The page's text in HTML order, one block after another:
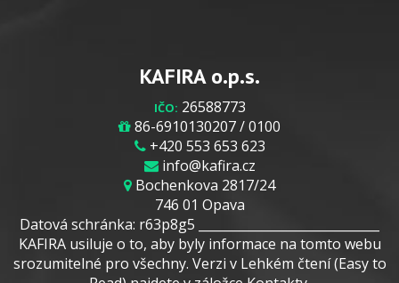
KAFIRA o.p.s.
IČO: 26588773
86-6910130207 / 0100
+420 553 653 623
info@kafira.cz
Bochenkova 2817/24
746 01 Opava
Datová schránka: r63p8g5 _____________________________
KAFIRA usiluje o to, aby byly informace na tomto webu
srozumitelné pro všechny. Verzi v Lehkém čtení (Easy to